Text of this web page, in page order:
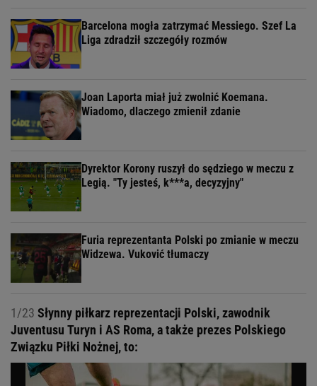
Barcelona mogła zatrzymać Messiego. Szef La
Liga zdradził szczegóły rozmów
Joan Laporta miał już zwolnić Koemana.
Wiadomo, dlaczego zmienił zdanie
Dyrektor Korony ruszył do sędziego w meczu z
Legią. "Ty jesteś, k***a, decyzyjny"
Furia reprezentanta Polski po zmianie w meczu
Widzewa. Vuković tłumaczy
1/23 Słynny piłkarz reprezentacji Polski, zawodnik
Juventusu Turyn i AS Roma, a także prezes Polskiego
Związku Piłki Nożnej, to: